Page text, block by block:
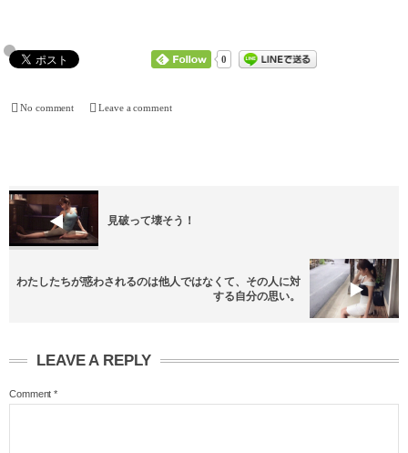
0
No comment Leave a comment
見破って壊そう！
わたしたちが惑わされるのは他人ではなくて、その人に対
する自分の思い。
LEAVE A REPLY
Comment *